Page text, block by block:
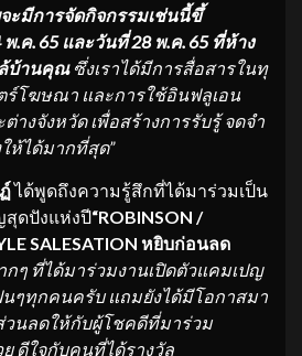
ะมีการจัดกิจกรรมเช่นนี้ขึ้
.ค. 65 และวันที่ 28 พ.ค. 65 ที่ห้าง
บ้านคุณซึ่งเราได้มีการสื่อสารในทุ
ร์โฆษณา และการใช้อินฟลูเอน
ต่างจังหวัด เพื่อสร้างการรับรู้ จดจำ
ห้ได้มากที่สุด”
ได้พูดถึงความรู้สึกที่ได้มาร่วมเป็น
ดปังแห่งปี“ROBINSON /
SALESATION หยิบก่อนลด
กๆ ที่ได้มาร่วมงานเปิดตัวแคมเปญ
ๆทุกคนครับ แถมยังได้มีโอกาสมา
วนลดให้กับผู้โชคดีที่มาร่วม
ดีใจกับคนที่ได้รางวัล